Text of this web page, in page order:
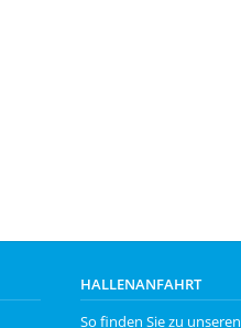
HALLENANFAHRT
So finden Sie zu unseren